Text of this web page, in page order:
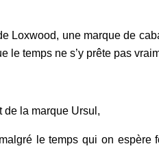
Loxwood, une marque de
le temps ne s’y prête pas
de la marque Ursul,
le temps qui on espère